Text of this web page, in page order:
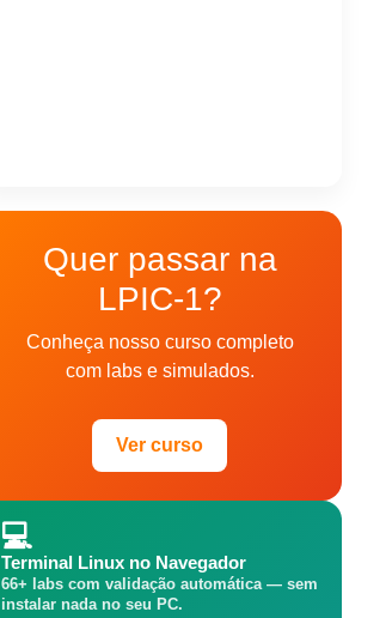
Quer passar na
LPIC-1?
Conheça nosso curso completo
com labs e simulados.
Ver curso
💻
Terminal Linux no Navegador
66+ labs com validação automática — sem
instalar nada no seu PC.